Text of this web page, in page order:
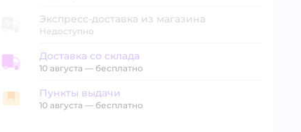
Экспресс-доставка из магазина
Недоступно
Доставка со склада
Доставка со склада
10 августа — бесплатно
Пункты выдачи
Пункты выдачи
10 августа — бесплатно